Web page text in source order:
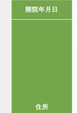
開院年月日
住所